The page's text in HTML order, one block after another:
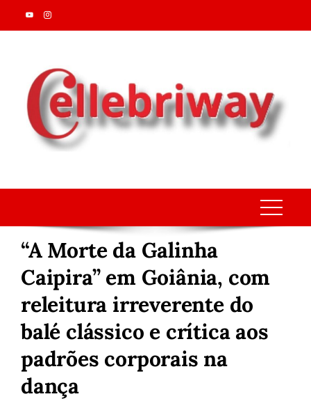
Skip
to
“A Morte da Galinha
Caipira” em Goiânia, com
releitura irreverente do
balé clássico e crítica aos
padrões corporais na
dança